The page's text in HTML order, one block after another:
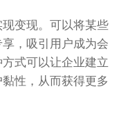
变现。可以将某些
，吸引用户成为会
式可以让企业建立
性，从而获得更多